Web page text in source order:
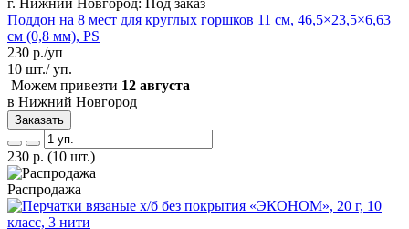
Поддон на 8 мест для круглых горшков 11 см, 46,5×23,5×6,63
см (0,8 мм), PS
230 р./уп
10 шт./ уп.
Можем привезти 12 августа
в Нижний Новгород
Заказать
230 р. (10 шт.)
Распродажа